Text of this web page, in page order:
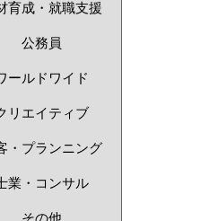
育成・就職支援
公務員
ールドワイド
リエイティブ
・プランニング
業・コンサル